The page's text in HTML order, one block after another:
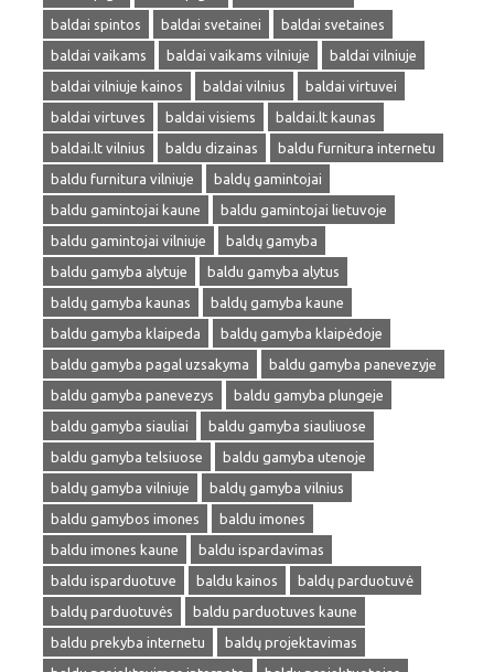
baldai spintos
baldai svetainei
baldai svetaines
baldai vaikams
baldai vaikams vilniuje
baldai vilniuje
baldai vilniuje kainos
baldai vilnius
baldai virtuvei
baldai virtuves
baldai visiems
baldai.lt kaunas
baldai.lt vilnius
baldu dizainas
baldu furnitura internetu
baldu furnitura vilniuje
baldų gamintojai
baldu gamintojai kaune
baldu gamintojai lietuvoje
baldu gamintojai vilniuje
baldų gamyba
baldu gamyba alytuje
baldu gamyba alytus
baldų gamyba kaunas
baldų gamyba kaune
baldu gamyba klaipeda
baldų gamyba klaipėdoje
baldu gamyba pagal uzsakyma
baldu gamyba panevezyje
baldu gamyba panevezys
baldu gamyba plungeje
baldu gamyba siauliai
baldu gamyba siauliuose
baldu gamyba telsiuose
baldu gamyba utenoje
baldų gamyba vilniuje
baldų gamyba vilnius
baldu gamybos imones
baldu imones
baldu imones kaune
baldu ispardavimas
baldu isparduotuve
baldu kainos
baldų parduotuvė
baldų parduotuvės
baldu parduotuves kaune
baldu prekyba internetu
baldų projektavimas